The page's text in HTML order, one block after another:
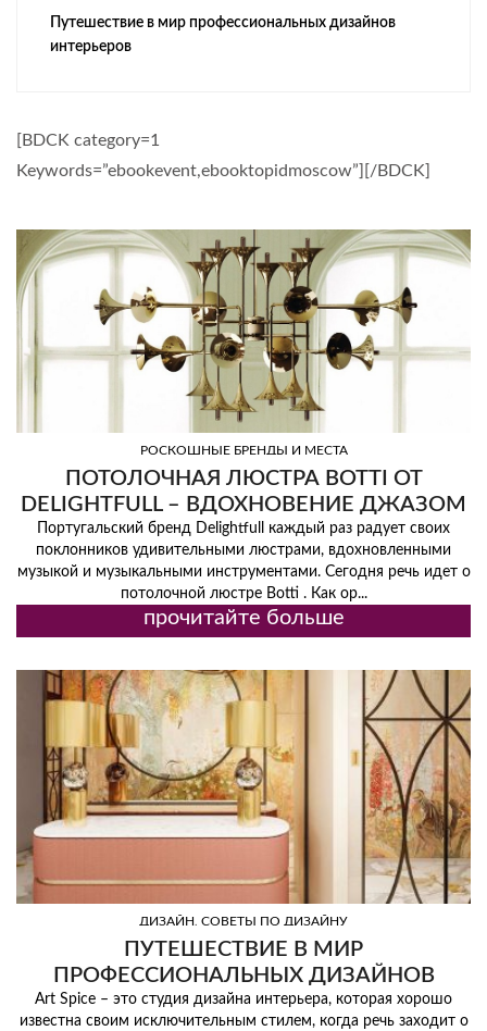
Путешествие в мир профессиональных дизайнов
интерьеров
[BDCK category=1
Keywords=”ebookevent,ebooktopidmoscow”][/BDCK]
РОСКОШНЫЕ БРЕНДЫ И МЕСТА
ПОТОЛОЧНАЯ ЛЮСТРА BOTTI ОТ
DELIGHTFULL – ВДОХНОВЕНИЕ ДЖАЗОМ
Португальский бренд Delightfull каждый раз радует своих
поклонников удивительными люстрами, вдохновленными
музыкой и музыкальными инструментами. Сегодня речь идет о
потолочной люстре Botti . Как ор...
прочитайте больше
ДИЗАЙН, СОВЕТЫ ПО ДИЗАЙНУ
ПУТЕШЕСТВИЕ В МИР
ПРОФЕССИОНАЛЬНЫХ ДИЗАЙНОВ
ИНТЕРЬЕРОВ
Art Spice – это студия дизайна интерьера, которая хорошо
известна своим исключительным стилем, когда речь заходит о